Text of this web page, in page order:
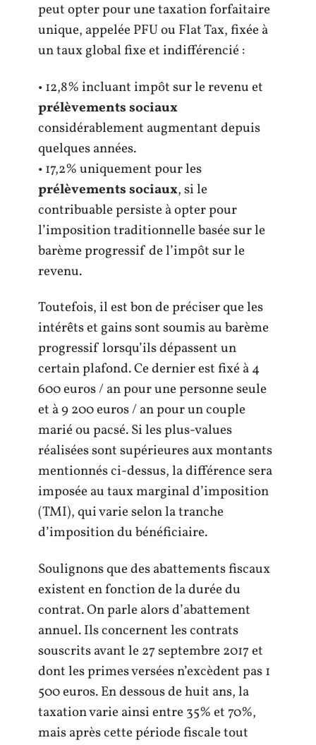
peut opter pour une taxation forfaitaire
unique, appelée PFU ou Flat Tax, fixée à
un taux global fixe et indifférencié :
• 12,8% incluant impôt sur le revenu et
prélèvements sociaux
considérablement augmentant depuis
quelques années.
• 17,2% uniquement pour les
prélèvements sociaux, si le
contribuable persiste à opter pour
l’imposition traditionnelle basée sur le
barème progressif de l’impôt sur le
revenu.
Toutefois, il est bon de préciser que les
intérêts et gains sont soumis au barème
progressif lorsqu’ils dépassent un
certain plafond. Ce dernier est fixé à 4
600 euros / an pour une personne seule
et à 9 200 euros / an pour un couple
marié ou pacsé. Si les plus-values
réalisées sont supérieures aux montants
mentionnés ci-dessus, la différence sera
imposée au taux marginal d’imposition
(TMI), qui varie selon la tranche
d’imposition du bénéficiaire.
Soulignons que des abattements fiscaux
existent en fonction de la durée du
contrat. On parle alors d’abattement
annuel. Ils concernent les contrats
souscrits avant le 27 septembre 2017 et
dont les primes versées n’excèdent pas 1
500 euros. En dessous de huit ans, la
taxation varie ainsi entre 35% et 70%,
mais après cette période fiscale tout